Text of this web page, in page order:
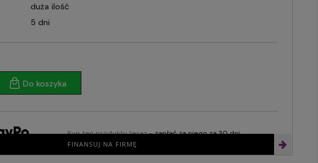
duża ilość
5 dni
Do koszyka
FINANSUJ NA FIRMĘ
Kup ten produkty teraz -zapłać za niego za 30 dni